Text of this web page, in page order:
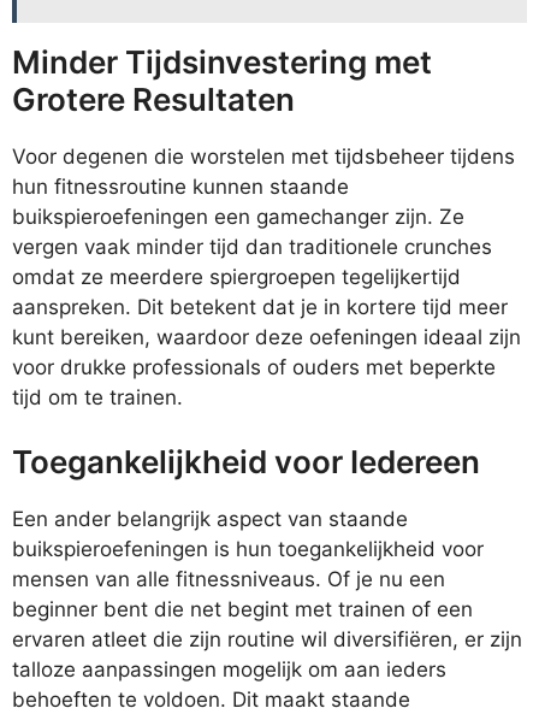
Minder Tijdsinvestering met
Grotere Resultaten
Voor degenen die worstelen met tijdsbeheer tijdens
hun fitnessroutine kunnen staande
buikspieroefeningen een gamechanger zijn. Ze
vergen vaak minder tijd dan traditionele crunches
omdat ze meerdere spiergroepen tegelijkertijd
aanspreken. Dit betekent dat je in kortere tijd meer
kunt bereiken, waardoor deze oefeningen ideaal zijn
voor drukke professionals of ouders met beperkte
tijd om te trainen.
Toegankelijkheid voor Iedereen
Een ander belangrijk aspect van staande
buikspieroefeningen is hun toegankelijkheid voor
mensen van alle fitnessniveaus. Of je nu een
beginner bent die net begint met trainen of een
ervaren atleet die zijn routine wil diversifiëren, er zijn
talloze aanpassingen mogelijk om aan ieders
behoeften te voldoen. Dit maakt staande